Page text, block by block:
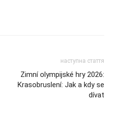
наступна стаття
Zimní olympijské hry 2026:
Krasobruslení: Jak a kdy se
dívat